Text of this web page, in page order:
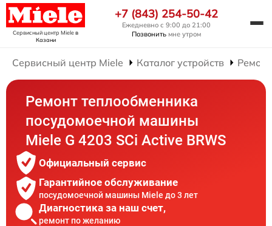
Сервисный центр Mieleв
Казани
+7 (843) 254-50-42
Ежедневно с 9:00 до 21:00
Позвонить мне утром
Сервисный центр Miele Каталог устройств
Ремонт теплообменника
посудомоечной машины
Miele G 4203 SCi Active BRWS
Официальный сервис
Гарантийное обслуживание
посудомоечной машины Miele до 3 лет
Диагностика за наш счет,
ремонт по желанию